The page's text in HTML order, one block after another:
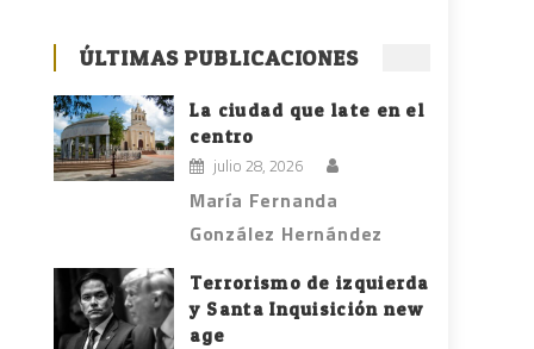
ÚLTIMAS PUBLICACIONES
La ciudad que late en el
centro
julio 28, 2026
María Fernanda
González Hernández
Terrorismo de izquierda
y Santa Inquisición new
age